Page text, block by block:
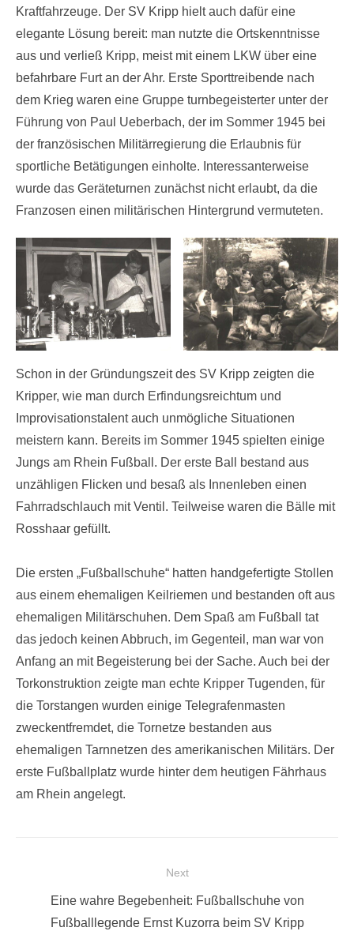
Kraftfahrzeuge. Der SV Kripp hielt auch dafür eine
elegante Lösung bereit: man nutzte die Ortskenntnisse
aus und verließ Kripp, meist mit einem LKW über eine
befahrbare Furt an der Ahr. Erste Sporttreibende nach
dem Krieg waren eine Gruppe turnbegeisterter unter der
Führung von Paul Ueberbach, der im Sommer 1945 bei
der französischen Militärregierung die Erlaubnis für
sportliche Betätigungen einholte. Interessanterweise
wurde das Geräteturnen zunächst nicht erlaubt, da die
Franzosen einen militärischen Hintergrund vermuteten.
Schon in der Gründungszeit des SV Kripp zeigten die
Kripper, wie man durch Erfindungsreichtum und
Improvisationstalent auch unmögliche Situationen
meistern kann. Bereits im Sommer 1945 spielten einige
Jungs am Rhein Fußball. Der erste Ball bestand aus
unzähligen Flicken und besaß als Innenleben einen
Fahrradschlauch mit Ventil. Teilweise waren die Bälle mit
Rosshaar gefüllt.
Die ersten „Fußballschuhe“ hatten handgefertigte Stollen
aus einem ehemaligen Keilriemen und bestanden oft aus
ehemaligen Militärschuhen. Dem Spaß am Fußball tat
das jedoch keinen Abbruch, im Gegenteil, man war von
Anfang an mit Begeisterung bei der Sache. Auch bei der
Torkonstruktion zeigte man echte Kripper Tugenden, für
die Torstangen wurden einige Telegrafenmasten
zweckentfremdet, die Tornetze bestanden aus
ehemaligen Tarnnetzen des amerikanischen Militärs. Der
erste Fußballplatz wurde hinter dem heutigen Fährhaus
am Rhein angelegt.
Beitragsnavigation
Next
Eine wahre Begebenheit: Fußballschuhe von
Fußballlegende Ernst Kuzorra beim SV Kripp